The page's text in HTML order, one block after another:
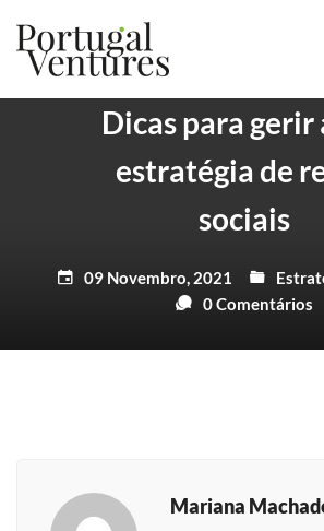
Dicas para gerir
estratégia de
sociais
09 Novembro, 2021
0 Comentários
Mariana